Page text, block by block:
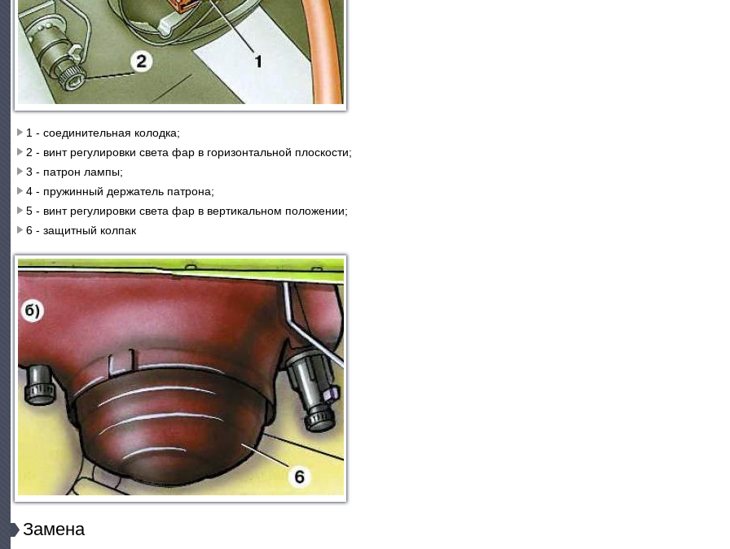
1 - соединительная колодка;
2 - винт регулировки света фар в горизонтальной плоскости;
3 - патрон лампы;
4 - пружинный держатель патрона;
5 - винт регулировки света фар в вертикальном положении;
6 - защитный колпак
Замена